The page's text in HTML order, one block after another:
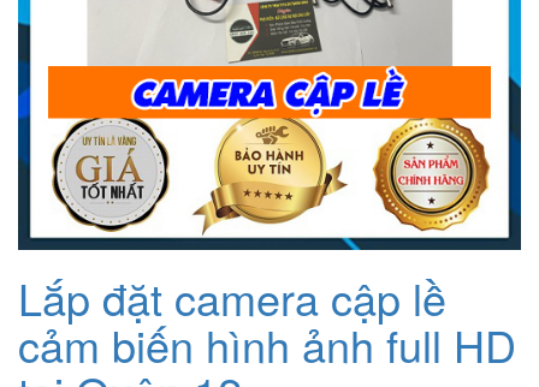
Lắp đặt camera cập lề
cảm biến hình ảnh full HD